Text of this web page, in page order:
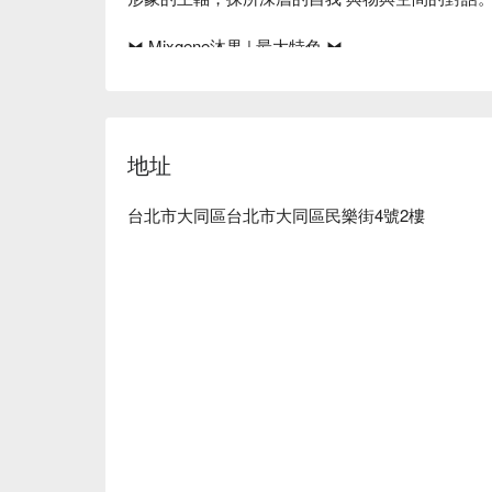
⧓ Mixgene沐果 | 最大特色 ⧓
⧔放鬆的復古空間｜綠意盎然的空間中享受陽光，
⧔終身服務｜提供鍍金、鑲鑽、刻字等後務，作品
地址
台北市大同區台北市大同區民樂街4號2樓